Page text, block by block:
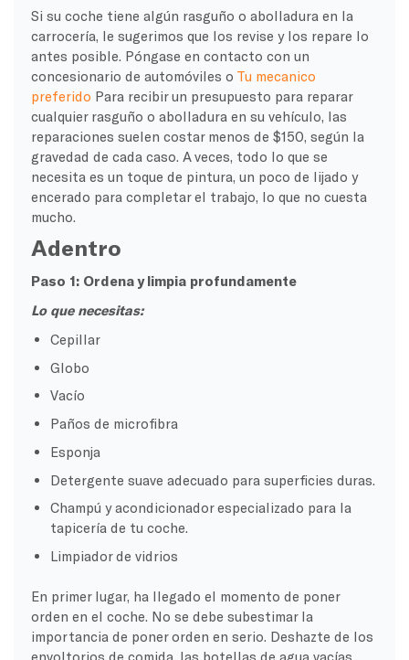
Si su coche tiene algún rasguño o abolladura en la
carrocería, le sugerimos que los revise y los repare lo
antes posible. Póngase en contacto con un
concesionario de automóviles o Tu mecanico
preferido Para recibir un presupuesto para reparar
cualquier rasguño o abolladura en su vehículo, las
reparaciones suelen costar menos de $150, según la
gravedad de cada caso. A veces, todo lo que se
necesita es un toque de pintura, un poco de lijado y
encerado para completar el trabajo, lo que no cuesta
mucho.
Adentro
Paso 1: Ordena y limpia profundamente
Lo que necesitas:
Cepillar
Globo
Vacío
Paños de microfibra
Esponja
Detergente suave adecuado para superficies duras.
Champú y acondicionador especializado para la
tapicería de tu coche.
Limpiador de vidrios
En primer lugar, ha llegado el momento de poner
orden en el coche. No se debe subestimar la
importancia de poner orden en serio. Deshazte de los
envoltorios de comida, las botellas de agua vacías,